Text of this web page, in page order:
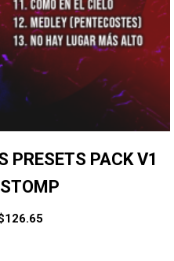
PRESETS PACK V1
126.65